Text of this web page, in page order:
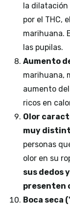
la dilatación
por el THC,
marihuana.
las pupilas.
Aumento
marihuana,
aumento
ricos en
Olor
muy
personas
olor en su
sus dedos
presenten
Boca seca